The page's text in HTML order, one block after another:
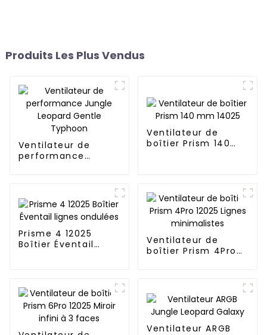
Produits Les Plus Vendus
Ventilateur de
performance
Ventilateur de
boîtier Prism 140
Prisme 4 12025
Boîtier Éventail
Ventilateur de
boîtier Prism 4Pro
Ventilateur ARGB